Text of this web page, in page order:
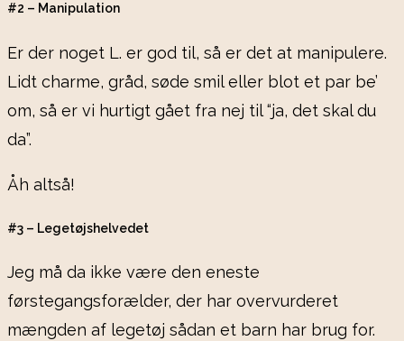
#2 – Manipulation
Er der noget L. er god til, så er det at manipulere.
Lidt charme, gråd, søde smil eller blot et par be’
om, så er vi hurtigt gået fra nej til “ja, det skal du
da”.
Åh altså!
#3 – Legetøjshelvedet
Jeg må da ikke være den eneste
førstegangsforælder, der har overvurderet
mængden af legetøj sådan et barn har brug for.